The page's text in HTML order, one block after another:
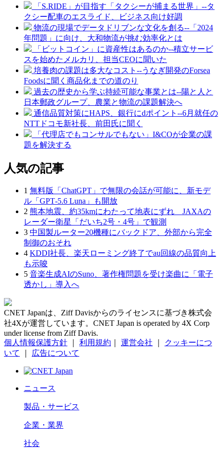
「S.RIDE」が目指す「タクシーが捕まる世界」--タ
クシー配車のエスライド、ビジネス向け好調
物流の現場でデータドリブンな文化を創る--「2024
年問題」に向け、大和物流が挑む効率化とは
「ビットコイン」に資産性はあるのか--積立サービ
スを始めたメルカリ、担当CEOに聞いた
培養肉の課題は多大なコスト--うなぎ開発のForsea
Foodsに聞く商品化までの道のり
過去の歴史から学ぶ持続可能な事業とは--陽と人と
日本郵政グループ、農業と物流の課題解決へ
通信品質対策にHAPS、銀行にdポイント--6月就任の
NTTドコモ新社長、前田氏に聞く
「代理店でもコンサルでもない」I&COが企業の課
題を解決する
人気の記事
1 無料版「ChatGPT」で無限の会話が可能に、新モデ
ル「GPT‑5.6 Luna」も開放
2 熊本地震、約35kmにわたって地表にずれ JAXAの
レーダー衛星「だいち2号・4号」で観測
3 中国製ルーター20機種にバックドア、外部から完全
制御のおそれ
4 KDDI社長、楽天ローミング終了でau回線の品質向上
も示唆
5 音楽生成AIのSuno、著作権問題を受け楽曲に「電子
透かし」導入へ
CNET Japanは、Ziff Davisからのライセンスに基づき株式会
社4Xが運営しています。CNET Japan is operated by 4X Corp
under license from Ziff Davis.
個人情報保護方針
利用規約 運営会社
クッキーにつ
いて
広告について
ニュース
製品・サービス
企業・業界
社会